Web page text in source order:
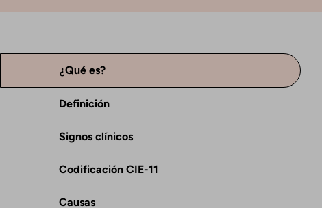
¿Qué es?
Definición
Signos clínicos
Codificación CIE-11
Causas